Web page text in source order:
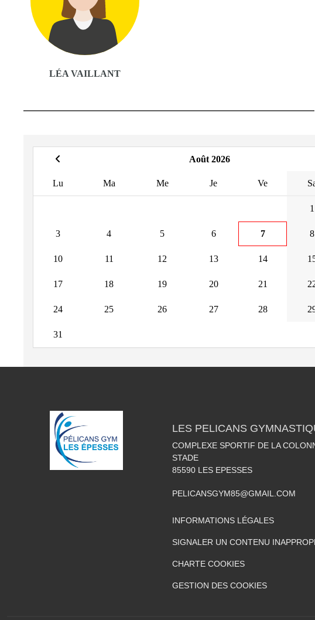
LÉA VAILLANT
Août 2026
Lu Ma Me Je Ve
1
3 4 5 6 7 8
10 11 12 13 14
17 18 19 20 21
24 25 26 27 28
31
LES PELICANS
COMPLEXE SPORTIF DE LA
STADE
85590 LES EPESSES
PELICANSGYM85@GMAIL.COM
INFORMATIONS LÉGALES
SIGNALER UN CONTENU
CHARTE COOKIES
GESTION DES COOKIES